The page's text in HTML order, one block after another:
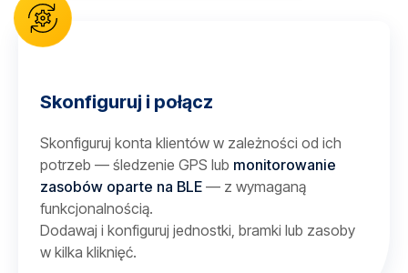
Skonfiguruj i połącz
Skonfiguruj konta klientów w zależności od ich
potrzeb — śledzenie GPS lub monitorowanie
zasobów oparte na BLE — z wymaganą
funkcjonalnością.
Dodawaj i konfiguruj jednostki, bramki lub zasoby
w kilka kliknięć.